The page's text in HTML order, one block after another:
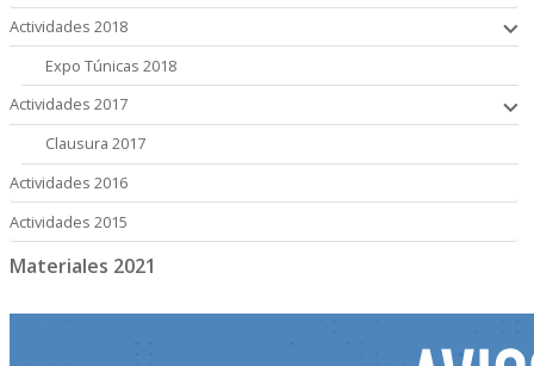
Actividades 2018
Expo Túnicas 2018
Actividades 2017
Clausura 2017
Actividades 2016
Actividades 2015
Materiales 2021